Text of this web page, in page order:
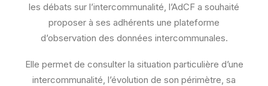
les débats sur l’intercommunalité, l’AdCF a souhaité
proposer à ses adhérents une plateforme
d’observation des données intercommunales.
Elle permet de consulter la situation particulière d’une
intercommunalité, l’évolution de son périmètre, sa